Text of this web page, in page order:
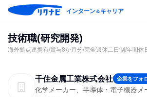
インターン＆キャリア
技術職(研究開発)
海外拠点連携有/賞与8か月分/完全週休二日制/年間休
千住金属工業株式会社 企業をフォ
化学メーカー、半導体・電子機器メ